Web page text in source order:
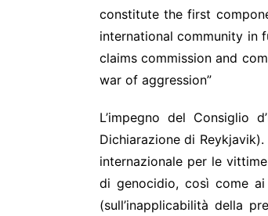
constitute the first
international community in
claims commission and
war of aggression”
L’impegno del Consiglio
Dichiarazione di
internazionale per le
di genocidio, così come
(sull’inapplicabilità della